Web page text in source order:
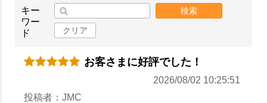
キー
ワー
ド
検索
クリア
お客さまに好評でした！
2026/08/02 10:25:51
投稿者：JMC